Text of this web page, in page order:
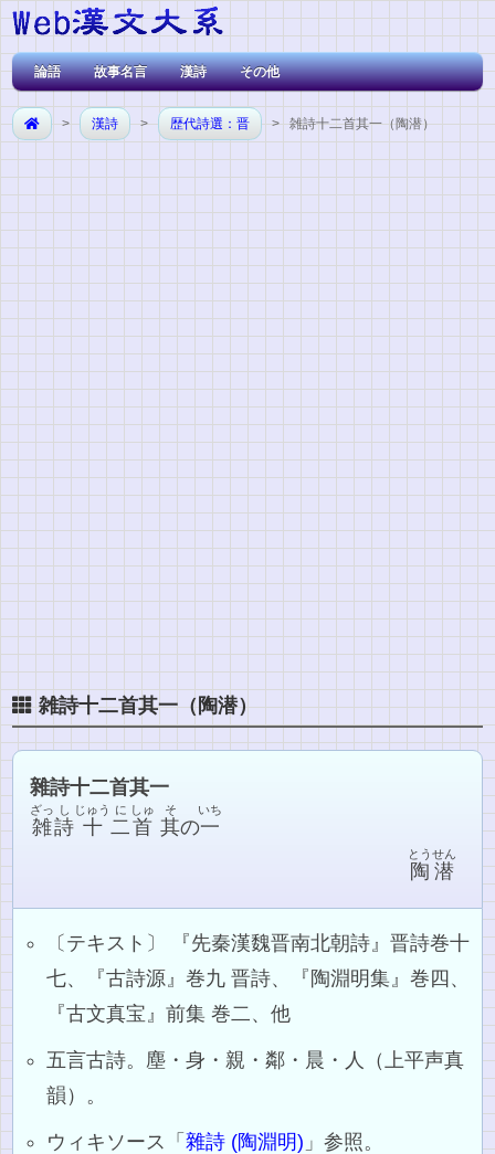
論語 故事名言 漢詩 その他
> 漢詩 > 歴代詩選：晋 > 雑詩十二首其一（陶潜）
雑詩十二首其一（陶潜）
雜詩十二首其一
雑
ざっ
詩
し
十
じゅう
二
に
首
しゅ
其
そ
の一
いち
陶
とう
潜
せん
〔テキスト〕 『先秦漢魏晋南北朝詩』晋詩巻十
七、『古詩源』巻九 晋詩、『陶淵明集』巻四、
『古文真宝』前集 巻二、他
五言古詩。塵・身・親・鄰・晨・人（上平声真
韻）。
ウィキソース「雜詩 (陶淵明) 」参照。